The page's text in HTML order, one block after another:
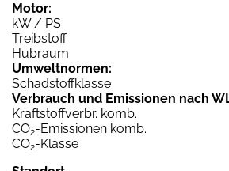
Motor:
kW / PS
Treibstoff
Hubraum
Umweltnormen:
Schadstoffklasse
Verbrauch und Emissionen nach
Kraftstoffverbr. komb.
CO2-Emissionen komb.
CO2-Klasse